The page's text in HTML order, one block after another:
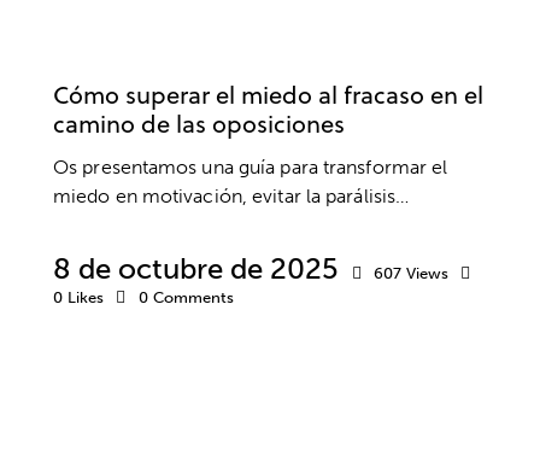
Cómo superar el miedo al fracaso en el
camino de las oposiciones
Os presentamos una guía para transformar el
miedo en motivación, evitar la parálisis…
8 de octubre de 2025 607 Views
0 Likes 0 Comments